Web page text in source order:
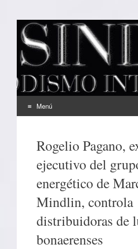
EL SINDICAL
Periodismo Inteligente
Menú
contenidoRogelio Pagano,
ejecutivo del
energético de
Mindlin, controla
distribuidoras de
bonaerenses